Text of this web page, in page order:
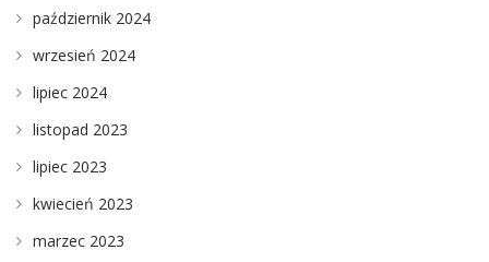
październik 2024
wrzesień 2024
lipiec 2024
listopad 2023
lipiec 2023
kwiecień 2023
marzec 2023